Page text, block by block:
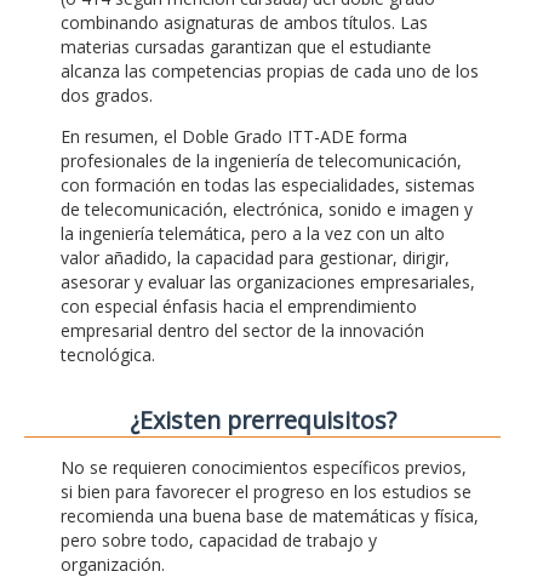
combinando asignaturas de ambos títulos. Las
materias cursadas garantizan que el estudiante
alcanza las competencias propias de cada uno de los
dos grados.
En resumen, el Doble Grado ITT-ADE forma
profesionales de la ingeniería de telecomunicación,
con formación en todas las especialidades, sistemas
de telecomunicación, electrónica, sonido e imagen y
la ingeniería telemática, pero a la vez con un alto
valor añadido, la capacidad para gestionar, dirigir,
asesorar y evaluar las organizaciones empresariales,
con especial énfasis hacia el emprendimiento
empresarial dentro del sector de la innovación
tecnológica.
¿Existen prerrequisitos?
No se requieren conocimientos específicos previos,
si bien para favorecer el progreso en los estudios se
recomienda una buena base de matemáticas y física,
pero sobre todo, capacidad de trabajo y
organización.